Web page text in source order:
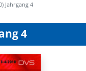
Jahrgang 4
4